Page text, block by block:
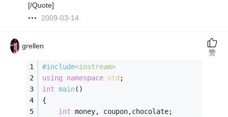
[/Quote]
2009-03-14
grellen
#include<iostream>
using
namespace std ;
int main()
{
int money, coupon,chocolate;
赞